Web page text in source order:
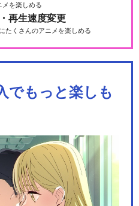
メを楽しめる
再生速度変更
たくさんのアニメを楽しめる
でもっと楽しも